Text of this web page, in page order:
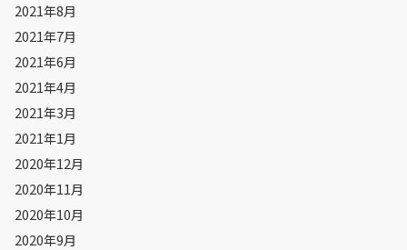
2021年8月
2021年7月
2021年6月
2021年4月
2021年3月
2021年1月
2020年12月
2020年11月
2020年10月
2020年9月